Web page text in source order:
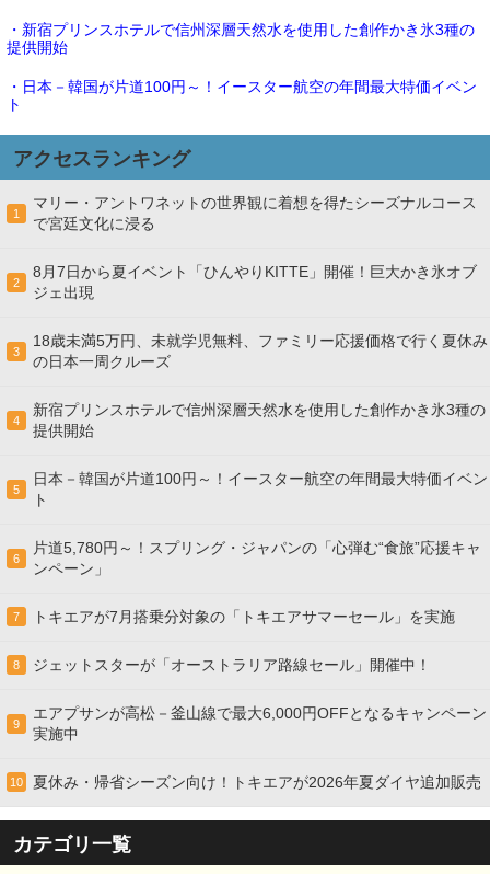
・新宿プリンスホテルで信州深層天然水を使用した創作かき氷3種の
提供開始
・日本－韓国が片道100円～！イースター航空の年間最大特価イベン
ト
アクセスランキング
1
マリー・アントワネットの世界観に着想を得たシーズナルコース
で宮廷文化に浸る
2
8月7日から夏イベント「ひんやりKITTE」開催！巨大かき氷オブ
ジェ出現
3
18歳未満5万円、未就学児無料、ファミリー応援価格で行く夏休み
の日本一周クルーズ
4
新宿プリンスホテルで信州深層天然水を使用した創作かき氷3種の
提供開始
5
日本－韓国が片道100円～！イースター航空の年間最大特価イベン
ト
6
片道5,780円～！スプリング・ジャパンの「心弾む“食旅”応援キャ
ンペーン」
7 トキエアが7月搭乗分対象の「トキエアサマーセール」を実施
8 ジェットスターが「オーストラリア路線セール」開催中！
9
エアプサンが高松－釜山線で最大6,000円OFFとなるキャンペーン
実施中
10 夏休み・帰省シーズン向け！トキエアが2026年夏ダイヤ追加販売
カテゴリ一覧